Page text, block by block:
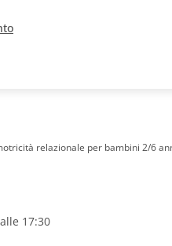
relazionale per bambini 2/6
17:30